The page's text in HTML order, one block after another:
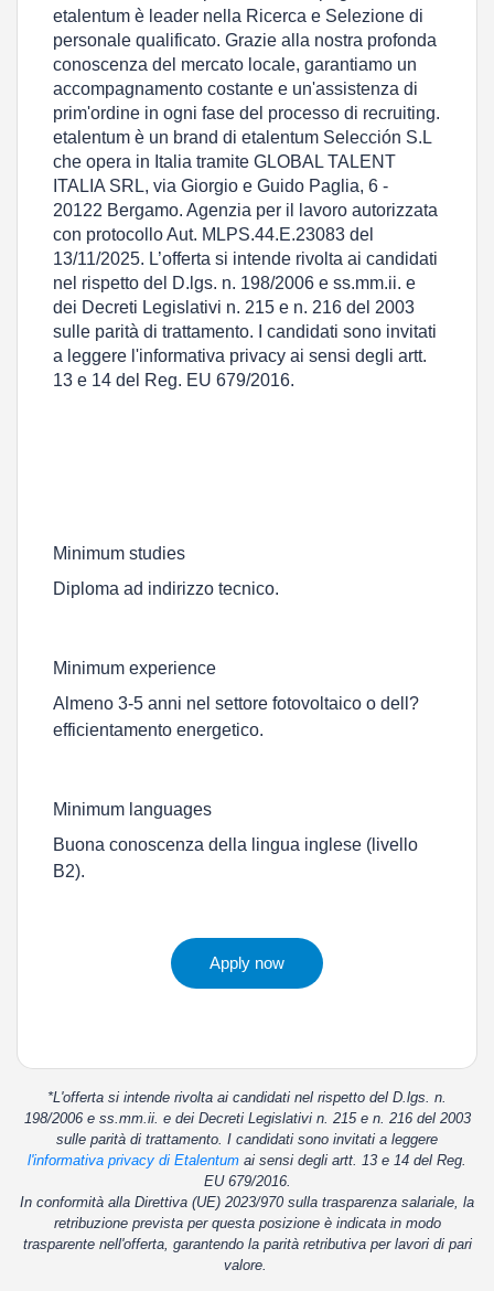
etalentum è leader nella Ricerca e Selezione di
personale qualificato. Grazie alla nostra profonda
conoscenza del mercato locale, garantiamo un
accompagnamento costante e un'assistenza di
prim'ordine in ogni fase del processo di recruiting.
etalentum è un brand di etalentum Selección S.L
che opera in Italia tramite GLOBAL TALENT
ITALIA SRL, via Giorgio e Guido Paglia, 6 -
20122 Bergamo. Agenzia per il lavoro autorizzata
con protocollo Aut. MLPS.44.E.23083 del
13/11/2025. L’offerta si intende rivolta ai candidati
nel rispetto del D.lgs. n. 198/2006 e ss.mm.ii. e
dei Decreti Legislativi n. 215 e n. 216 del 2003
sulle parità di trattamento. I candidati sono invitati
a leggere l'informativa privacy ai sensi degli artt.
13 e 14 del Reg. EU 679/2016.
Minimum studies
Diploma ad indirizzo tecnico.
Minimum experience
Almeno 3-5 anni nel settore fotovoltaico o dell?
efficientamento energetico.
Minimum languages
Buona conoscenza della lingua inglese (livello
B2).
Apply now
*L'offerta si intende rivolta ai candidati nel rispetto del D.lgs. n.
198/2006 e ss.mm.ii. e dei Decreti Legislativi n. 215 e n. 216 del 2003
sulle parità di trattamento. I candidati sono invitati a leggere
l'informativa privacy di Etalentum ai sensi degli artt. 13 e 14 del Reg.
EU 679/2016.
In conformità alla Direttiva (UE) 2023/970 sulla trasparenza salariale, la
retribuzione prevista per questa posizione è indicata in modo
trasparente nell'offerta, garantendo la parità retributiva per lavori di pari
valore.